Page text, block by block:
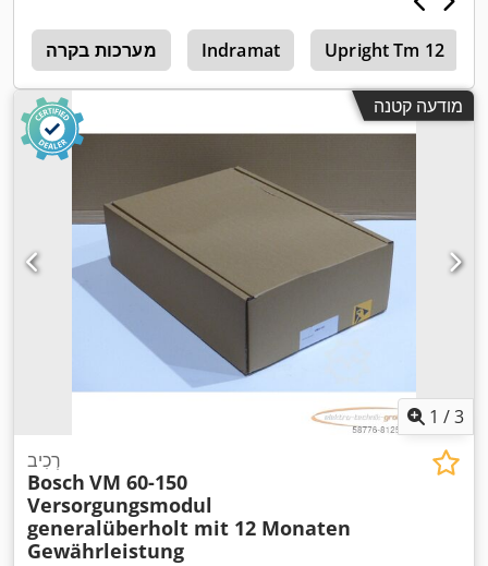
מערכות בקרה Indramat Upright Tm 12
מודעה קטנה
1 /3
רְכִיב
Bosch VM 60-150
Versorgungsmodul
generalüberholt mit 12 Monaten
Gewährleistung